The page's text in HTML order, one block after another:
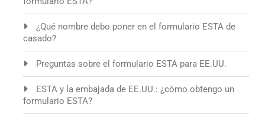
¿Qué nombre debo poner en el formulario ESTA de
casado?
Preguntas sobre el formulario ESTA para EE.UU.
ESTA y la embajada de EE.UU.: ¿cómo obtengo un
formulario ESTA?